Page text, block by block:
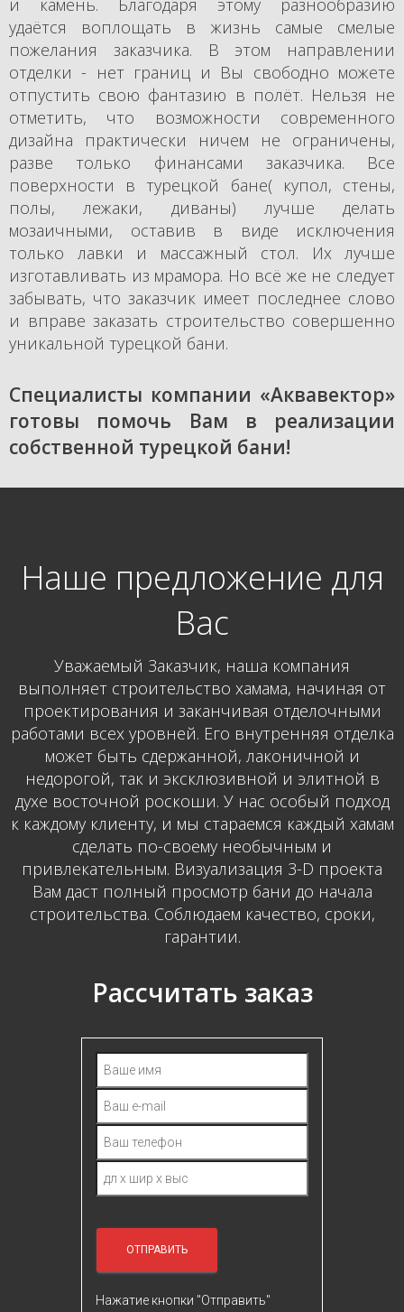
и камень. Благодаря этому разнообразию
удаётся воплощать в жизнь самые смелые
пожелания заказчика. В этом направлении
отделки - нет границ и Вы свободно можете
отпустить свою фантазию в полёт. Нельзя не
отметить, что возможности современного
дизайна практически ничем не ограничены,
разве только финансами заказчика. Все
поверхности в турецкой бане( купол, стены,
полы, лежаки, диваны) лучше делать
мозаичными, оставив в виде исключения
только лавки и массажный стол. Их лучше
изготавливать из мрамора. Но всё же не следует
забывать, что заказчик имеет последнее слово
и вправе заказать строительство совершенно
уникальной турецкой бани.
Специалисты компании «Аквавектор»
готовы помочь Вам в реализации
собственной турецкой бани!
Наше предложение для
Вас
Уважаемый Заказчик, наша компания
выполняет строительство хамама, начиная от
проектирования и заканчивая отделочными
работами всех уровней. Его внутренняя отделка
может быть сдержанной, лаконичной и
недорогой, так и эксклюзивной и элитной в
духе восточной роскоши. У нас особый подход
к каждому клиенту, и мы стараемся каждый хамам
сделать по-своему необычным и
привлекательным. Визуализация 3-D проекта
Вам даст полный просмотр бани до начала
строительства. Соблюдаем качество, сроки,
гарантии.
Рассчитать заказ
Нажатие кнопки "Отправить"